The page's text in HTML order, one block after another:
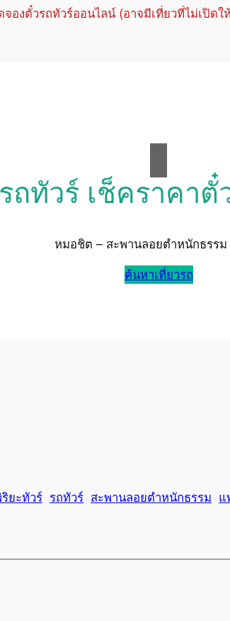
จองตั๋วรถทัวร์ออนไลน์ (อาจมีเที่ยวที่ไม่เปิ
ถทัวร์ เช็คราคาตั๋
หมอชิต – สะพานลอยตำหนักธรร
ค้นหาเที่ยวรถ
ยะทัวร์ รถทัวร์ สะพานลอยตำหนักธรรม แ